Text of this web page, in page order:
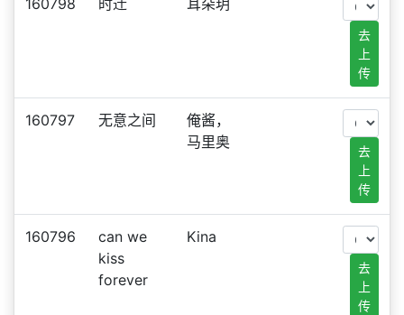
160798 时迁 耳朵玥
去
上
传
160797 无意之间
俺酱，
马里奥
去
上
传
160796
can we
kiss
forever
Kina
去
上
传